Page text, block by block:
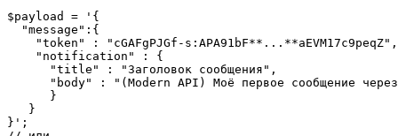
$payload = '{
  "message":{
    "token" : "cGAFgPJGf-s:APA91bF**...**aEVM17c9peqZ",
    "notification" : {
      "title" : "Заголовок сообщения",
"body" : "(Modern API) Моё первое сообщение
      }
   }
}';